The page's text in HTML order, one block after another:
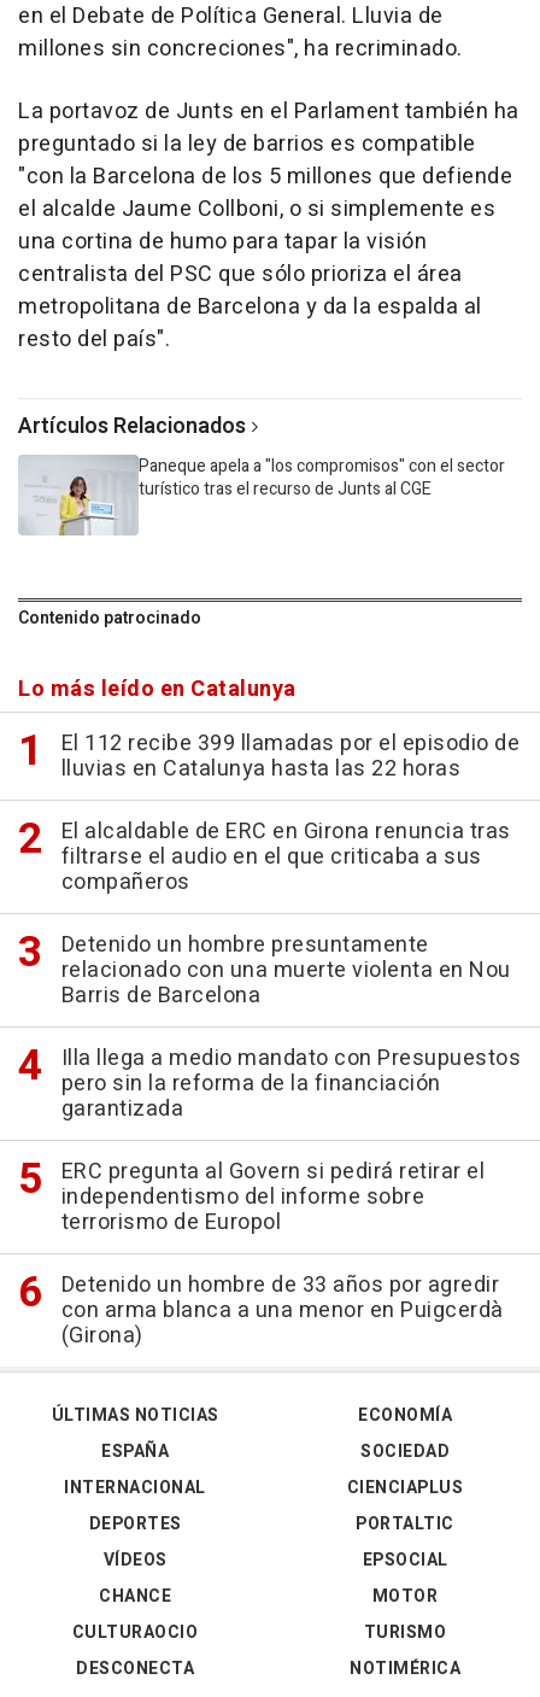
en el Debate de Política General. Lluvia de
millones sin concreciones", ha recriminado.
La portavoz de Junts en el Parlament también ha
preguntado si la ley de barrios es compatible
"con la Barcelona de los 5 millones que defiende
el alcalde Jaume Collboni, o si simplemente es
una cortina de humo para tapar la visión
centralista del PSC que sólo prioriza el área
metropolitana de Barcelona y da la espalda al
resto del país".
Artículos Relacionados
Paneque apela a "los compromisos" con el sector
turístico tras el recurso de Junts al CGE
Contenido patrocinado
Lo más leído en Catalunya
El 112 recibe 399 llamadas por el episodio de
lluvias en Catalunya hasta las 22 horas
El alcaldable de ERC en Girona renuncia tras
filtrarse el audio en el que criticaba a sus
compañeros
Detenido un hombre presuntamente
relacionado con una muerte violenta en Nou
Barris de Barcelona
Illa llega a medio mandato con Presupuestos
pero sin la reforma de la financiación
garantizada
ERC pregunta al Govern si pedirá retirar el
independentismo del informe sobre
terrorismo de Europol
Detenido un hombre de 33 años por agredir
con arma blanca a una menor en Puigcerdà
(Girona)
ÚLTIMAS NOTICIAS
ESPAÑA
INTERNACIONAL
DEPORTES
VÍDEOS
ECONOMÍA
SOCIEDAD
CIENCIAPLUS
PORTALTIC
EPSOCIAL
CHANCE
CULTURAOCIO
DESCONECTA
MOTOR
TURISMO
NOTIMÉRICA